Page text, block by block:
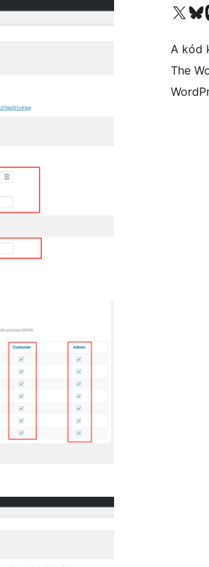
Visit our XVisit
A kód
The